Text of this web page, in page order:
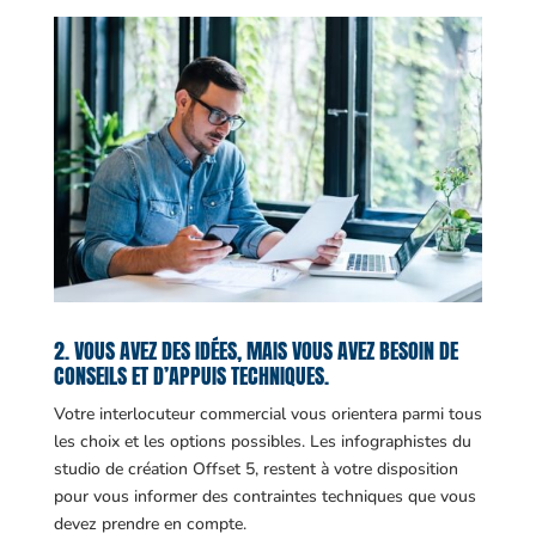
2. VOUS AVEZ DES IDÉES, MAIS VOUS AVEZ BESOIN DE
CONSEILS ET D’APPUIS TECHNIQUES.
Votre interlocuteur commercial vous orientera parmi tous
les choix et les options possibles. Les infographistes du
studio de création Offset 5, restent à votre disposition
pour vous informer des contraintes techniques que vous
devez prendre en compte.